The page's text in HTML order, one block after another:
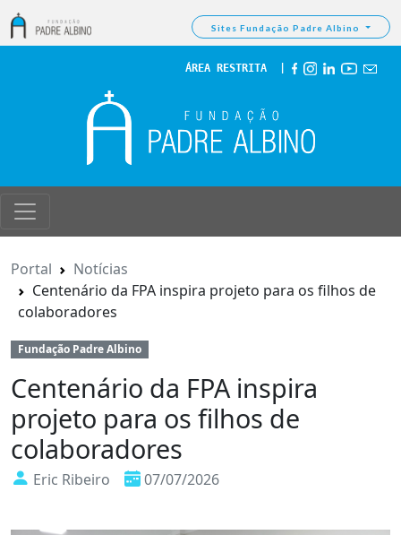
Sites Fundação Padre Albino
ÁREA RESTRITA
Portal
Notícias
Centenário da FPA inspira projeto para os filhos de
colaboradores
Fundação Padre Albino
Centenário da FPA inspira
projeto para os filhos de
colaboradores
Eric Ribeiro 07/07/2026